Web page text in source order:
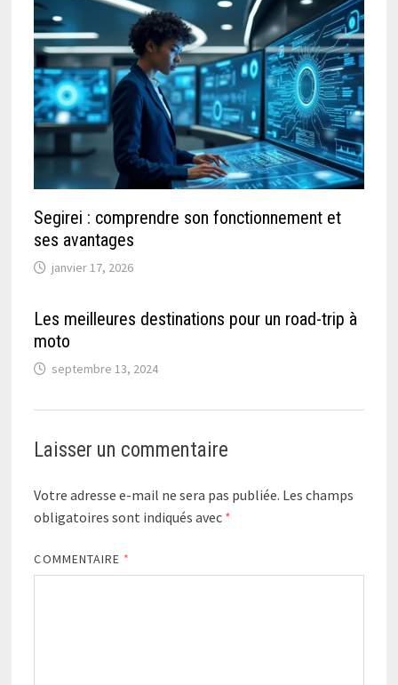
Segirei : comprendre son fonctionnement et
ses avantages
janvier 17, 2026
Les meilleures destinations pour un road-trip à
moto
septembre 13, 2024
Laisser un commentaire
Votre adresse e-mail ne sera pas publiée. Les champs
obligatoires sont indiqués avec *
COMMENTAIRE *